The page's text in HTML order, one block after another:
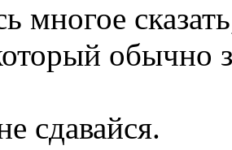
многое
обычно
сдавайся.